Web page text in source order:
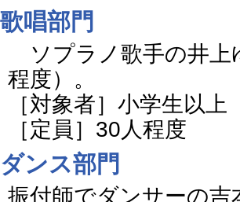
歌唱部門
ソプラノ歌手の井上
程度）。
［対象者］小学生以上
［定員］30人程度
ダンス部門
振付師でダンサーの